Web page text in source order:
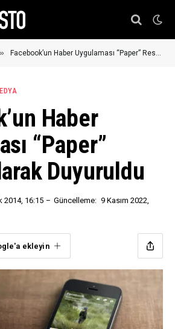
» Facebook’un Haber Uygulaması “Paper” Resmi Olarak Duyuruldu
Haber
“Paper”
Duyuruldu
2014, 16:15 Güncelleme: 9 Kasım 2022,
ekleyin